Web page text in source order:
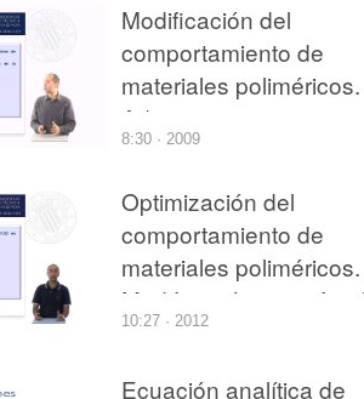
Modificación del
comportamiento de
materiales poliméricos.
Aditivos espumantes
8:30 · 2009
Optimización del
comportamiento de
materiales poliméricos.
Modificación
de polímeros
10:27 · 2012
Ecuación analítica de